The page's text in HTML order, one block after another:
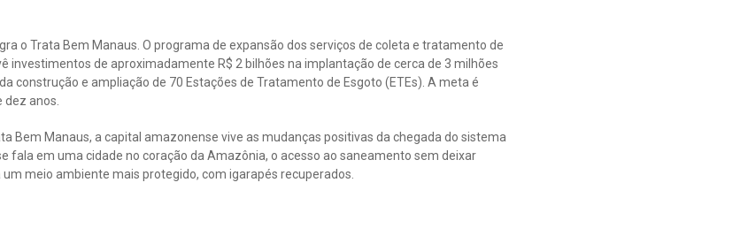
o Trata Bem Manaus. O programa de expansão dos serviços de coleta e tratamento de
investimentos de aproximadamente R$ 2 bilhões na implantação de cerca de 3 milhões
construção e ampliação de 70 Estações de Tratamento de Esgoto (ETEs). A meta é
anos.
Bem Manaus, a capital amazonense vive as mudanças positivas da chegada do sistema
fala em uma cidade no coração da Amazônia, o acesso ao saneamento sem deixar
meio ambiente mais protegido, com igarapés recuperados.